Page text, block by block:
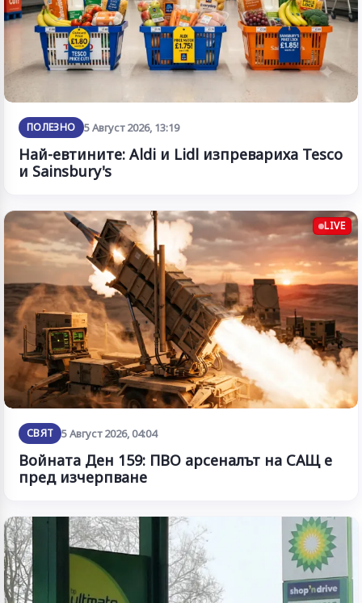
ПОЛЕЗНО 5 Август 2026, 13:19
Най-евтините: Aldi и Lidl изпревариха Tesco
и Sainsbury's
LIVE
СВЯТ 5 Август 2026, 04:04
Войната Ден 159: ПВО арсеналът на САЩ е
пред изчерпване